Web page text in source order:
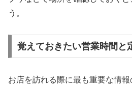
う。
覚えておきたい営業時間と
お店を訪れる際に最も重要な情